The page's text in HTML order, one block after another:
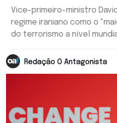
Vice-primeiro-ministro
regime iraniano como o
do terrorismo a nível
Redação O Antagonista